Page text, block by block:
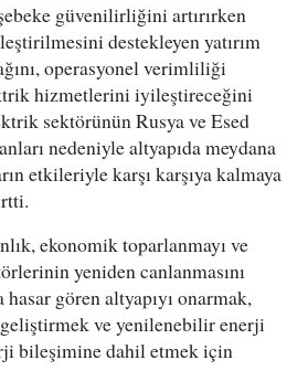
güvenilirliğini artırırken
destekleyen yatırım
operasyonel verimliliği
hizmetlerini iyileştireceğini
sektörünün Rusya ve Esed
nedeniyle altyapıda meydana
etkileriyle karşı karşıya kalmaya
ekonomik toparlanmayı ve
yeniden canlanmasını
gören altyapıyı onarmak,
geliştirmek ve yenilenebilir enerji
bileşimine dahil etmek için